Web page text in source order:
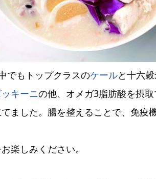
でもトップクラスのケールと十六
ッキーニの他、オメガ3脂肪酸を摂
ました。腸を整えることで、免疫
楽しみください。